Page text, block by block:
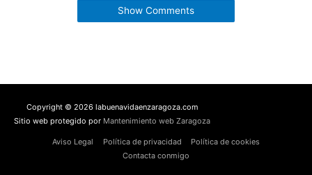
Show Comments
Copyright © 2026 labuenavidaenzaragoza.com
Sitio web protegido por Mantenimiento web Zaragoza
Aviso Legal Política de privacidad
Política de cookies
Contacta conmigo